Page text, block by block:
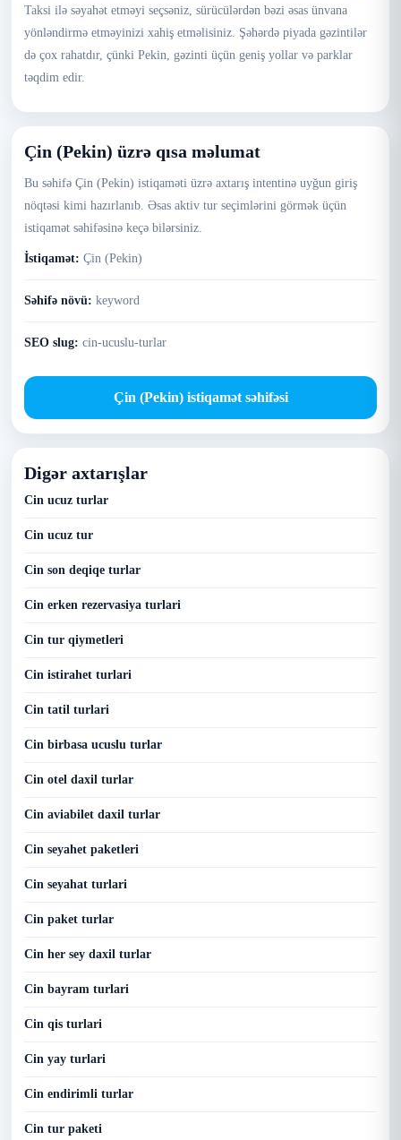
Taksi ilə səyahət etməyi seçsəniz, sürücülərdən bəzi əsas ünvana
yönləndirmə etməyinizi xahiş etməlisiniz. Şəhərdə piyada gəzintilər
də çox rahatdır, çünki Pekin, gəzinti üçün geniş yollar və parklar
təqdim edir.
Çin (Pekin) üzrə qısa məlumat
Bu səhifə Çin (Pekin) istiqaməti üzrə axtarış intentinə uyğun giriş
nöqtəsi kimi hazırlanıb. Əsas aktiv tur seçimlərini görmək üçün
istiqamət səhifəsinə keçə bilərsiniz.
İstiqamət: Çin (Pekin)
Səhifə növü: keyword
SEO slug: cin-ucuslu-turlar
Çin (Pekin) istiqamət səhifəsi
Digər axtarışlar
Cin ucuz turlar
Cin ucuz tur
Cin son deqiqe turlar
Cin erken rezervasiya turlari
Cin tur qiymetleri
Cin istirahet turlari
Cin tatil turlari
Cin birbasa ucuslu turlar
Cin otel daxil turlar
Cin aviabilet daxil turlar
Cin seyahet paketleri
Cin seyahat turlari
Cin paket turlar
Cin her sey daxil turlar
Cin bayram turlari
Cin qis turlari
Cin yay turlari
Cin endirimli turlar
Cin tur paketi